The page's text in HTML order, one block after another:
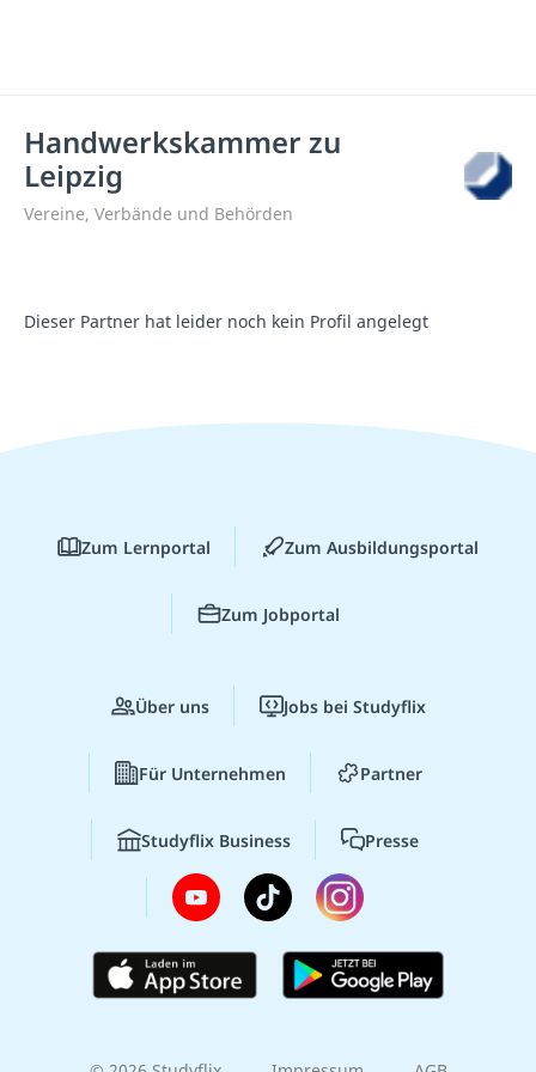
Handwerkskammer zu
Leipzig
Vereine, Verbände und Behörden
Dieser Partner hat leider noch kein Profil angelegt
Zum Lernportal Zum Ausbildungsportal
Zum Jobportal
Über uns Jobs bei Studyflix
Für Unternehmen Partner
Studyflix Business Presse